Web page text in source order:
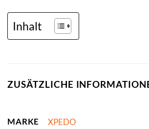
Inhalt
ZUSÄTZLICHE
MARKE XPEDO